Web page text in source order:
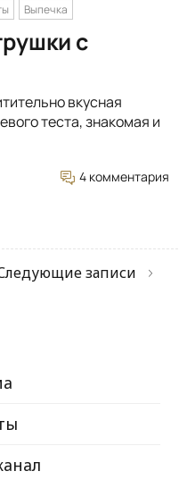
Выпечка
с
вкусная
теста, знакомая и
4 комментария
записи